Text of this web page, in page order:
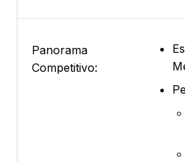
Panorama
Competitivo: